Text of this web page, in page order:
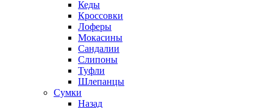
Кеды
Кроссовки
Лоферы
Мокасины
Сандалии
Слипоны
Туфли
Шлепанцы
Сумки
Назад